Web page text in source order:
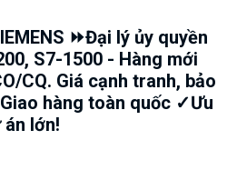
⏩Đại lý ủy quyền
S7-1500 - Hàng mới
CQ. Giá cạnh tranh, bảo
hàng toàn quốc ✓Ưu
lớn!